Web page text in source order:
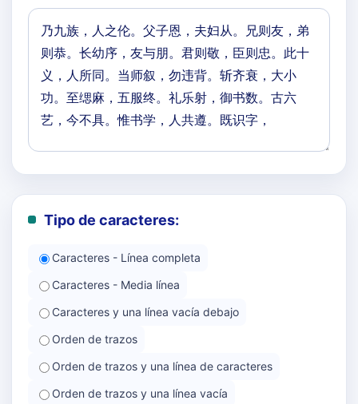
Tipo de caracteres:
Caracteres - Línea completa
Caracteres - Media línea
Caracteres y una línea vacía debajo
Orden de trazos
Orden de trazos y una línea de caracteres
Orden de trazos y una línea vacía